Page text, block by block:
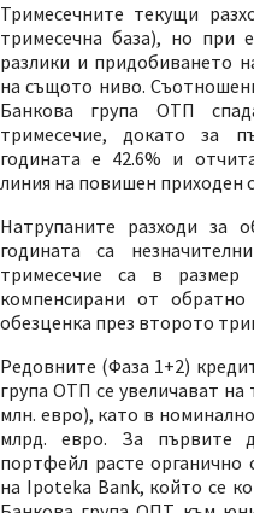
Тримесечните текущи
тримесечна база), но при
разлики и придобиването
на същото ниво.
Банкова група ОТП
тримесечие, докато за
годината е 42.6% и
линия на повишен приходен
Натрупаните разходи за
годината са
тримесечие са в
компенсирани от обратно
обезценка през второто
Редовните (Фаза 1+2)
група ОТП се увеличават на
млн. евро), като в
млрд. евро. За първите
портфейл расте
на Ipoteka Bank, който се